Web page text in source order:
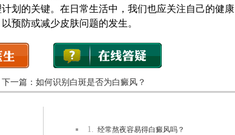
划的关键。在日常生活中，我们也应关注自己的健康
预防或减少皮肤问题的发生。
下一篇： 如何识别白斑是否为白癜风？
1. 经常熬夜容易得白癜风吗？